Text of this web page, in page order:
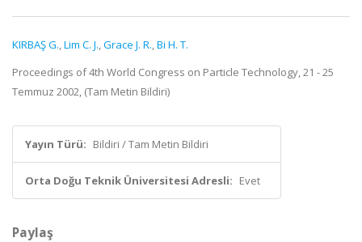
KIRBAŞ G.,Lim C. J.,Grace J. R.,Bi H. T.
Proceedings of 4th World Congress on Particle Technology, 21 - 25
Temmuz 2002, (Tam Metin Bildiri)
Yayın Türü: Bildiri / Tam Metin Bildiri
Orta Doğu Teknik Üniversitesi Adresli: Evet
Paylaş